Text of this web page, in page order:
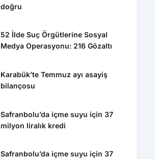
doğru
52 İlde Suç Örgütlerine Sosyal
Medya Operasyonu: 216 Gözaltı
Karabük’te Temmuz ayı asayiş
bilançosu
Safranbolu’da içme suyu için 37
milyon liralık kredi
Safranbolu’da içme suyu için 37